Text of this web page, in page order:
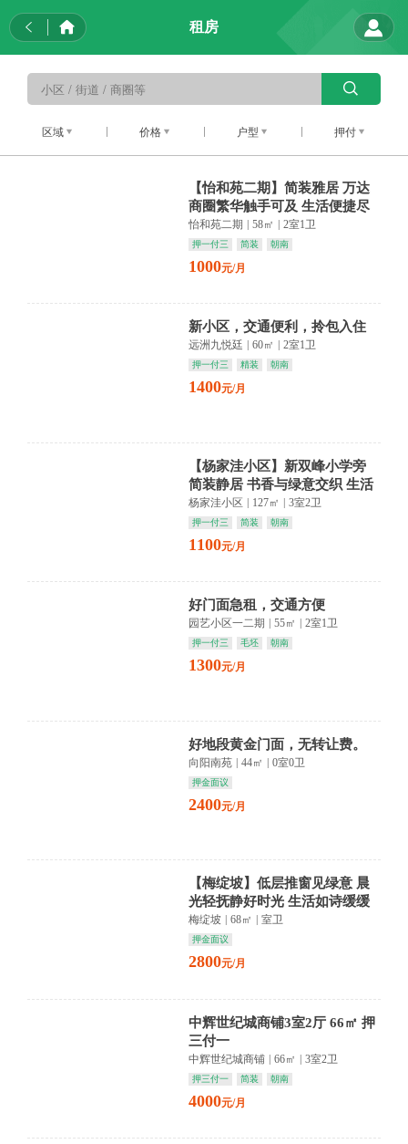
租房
区域 价格 户型 押付
【怡和苑二期】简装雅居 万达
商圈繁华触手可及 生活便捷尽
在掌握
怡和苑二期 58㎡ 2室1卫
押一付三 简装 朝南
1000元/月
新小区，交通便利，拎包入住
远洲九悦廷 60㎡ 2室1卫
押一付三 精装 朝南
1400元/月
【杨家洼小区】新双峰小学旁
简装静居 书香与绿意交织 生活
悠然自得
杨家洼小区 127㎡ 3室2卫
押一付三 简装 朝南
1100元/月
好门面急租，交通方便
园艺小区一二期 55㎡ 2室1卫
押一付三 毛坯 朝南
1300元/月
好地段黄金门面，无转让费。
向阳南苑 | 44㎡ | 0室0卫
押金面议
2400元/月
【梅绽坡】低层推窗见绿意 晨
光轻抚静好时光 生活如诗缓缓
流淌
梅绽坡 68㎡ 室卫
押金面议
2800元/月
中辉世纪城商铺3室2厅 66㎡ 押
三付一
中辉世纪城商铺 | 66㎡ | 3室2卫
押三付一 简装 朝南
4000元/月